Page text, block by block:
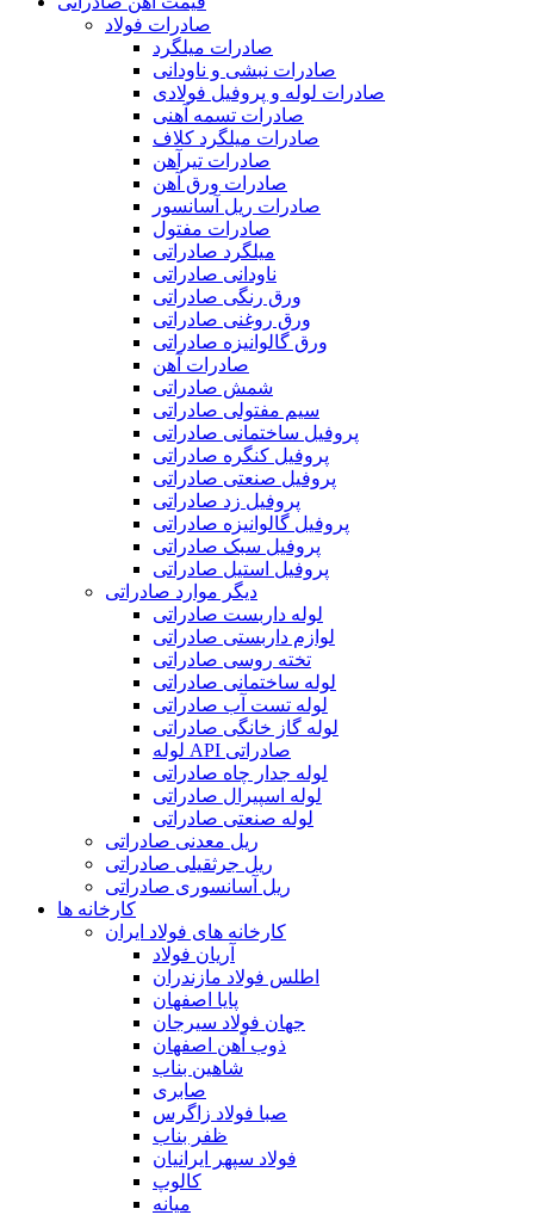
صادرات فولاد
صادرات میلگرد
صادرات نبشی و ناودانی
صادرات لوله و پروفیل فولادی
صادرات تسمه آهنی
صادرات میلگرد کلاف
صادرات تیرآهن
صادرات ورق آهن
صادرات ریل آسانسور
صادرات مفتول
میلگرد صادراتی
ناودانی صادراتی
ورق رنگی صادراتی
ورق روغنی صادراتی
ورق گالوانیزه صادراتی
صادرات آهن
شمش صادراتی
سیم مفتولی صادراتی
پروفیل ساختمانی صادراتی
پروفیل کنگره صادراتی
پروفیل صنعتی صادراتی
پروفیل زد صادراتی
پروفیل گالوانیزه صادراتی
پروفیل سبک صادراتی
پروفیل استیل صادراتی
دیگر موارد صادراتی
لوله داربست صادراتی
لوازم داربستی صادراتی
تخته روسی صادراتی
لوله ساختمانی صادراتی
لوله تست آب صادراتی
لوله گاز خانگی صادراتی
لوله API صادراتی
لوله جدار چاه صادراتی
لوله اسپیرال صادراتی
لوله صنعتی صادراتی
ریل معدنی صادراتی
ریل جرثقیلی صادراتی
ریل آسانسوری صادراتی
کارخانه ها
کارخانه های فولاد ایران
آریان فولاد
اطلس فولاد مازندران
پایا اصفهان
جهان فولاد سیرجان
ذوب آهن اصفهان
شاهین بناب
صابری
صبا فولاد زاگرس
ظفر بناب
فولاد سپهر ایرانیان
کالوپ
میانه